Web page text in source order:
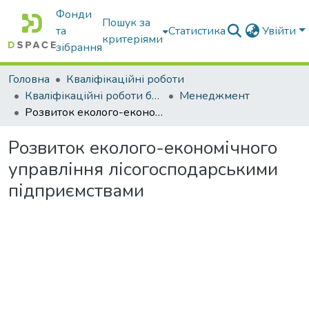
Фонди
та
зібрання
Пошук за
критеріями
Статистика Увійти
Головна
Кваліфікаційні роботи
Кваліфікаційні роботи бакалаврів
Менеджмент
Розвиток еколого-економічного управління лісогосподарськими підприємствами
Розвиток еколого-економічного
управління лісогосподарськими
підприємствами